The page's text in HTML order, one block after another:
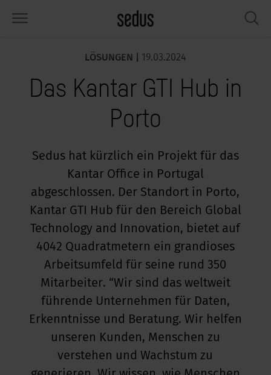
Screens & Akustik
Tools & Accessoires
gesucht?
Möbel konfigurieren
& Software für die Büroplanung
Working
– Zirkuläre Büromöbel
Monitor „Sedus INSIGHTS“
„Sedus Solutions“
Sharing
Academy
im Büro
bei Sedus
– Zirkuläre Büromöbel
& Events
LÖSUNGEN | 19.03.2024
Das Kantar GTI Hub in
Porto
Sedus hat kürzlich ein Projekt für das
Kantar Office in Portugal
abgeschlossen. Der Standort in Porto,
Kantar GTI Hub für den Bereich Global
Technology and Innovation, bietet auf
4042 Quadratmetern ein grandioses
Arbeitsumfeld für seine rund 350
Mitarbeiter. “Wir sind das weltweit
führende Unternehmen für Daten,
Erkenntnisse und Beratung. Wir helfen
unseren Kunden, Menschen zu
verstehen und Wachstum zu